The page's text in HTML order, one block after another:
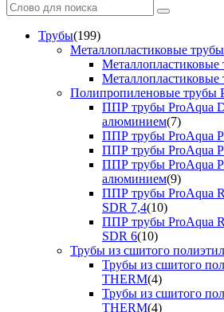
Трубы(199)
Металлопластиковые трубы
Металлопластиковые
Полипропиленовые трубы
ППР трубы ProAqua
алюминием(7)
ППР трубы ProAqua
ППР трубы ProAqua
ППР трубы ProAqua
алюминием(9)
ППР трубы ProAqua
SDR 7,4(10)
ППР трубы ProAqua
SDR 6(10)
Трубы из сшитого
Трубы из сшитого
THERM(4)
Трубы из сшитого
THERM(4)